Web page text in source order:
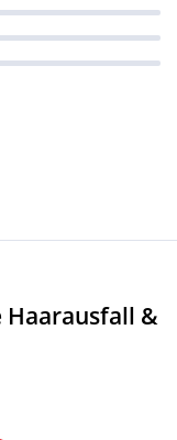
Haarausfall &